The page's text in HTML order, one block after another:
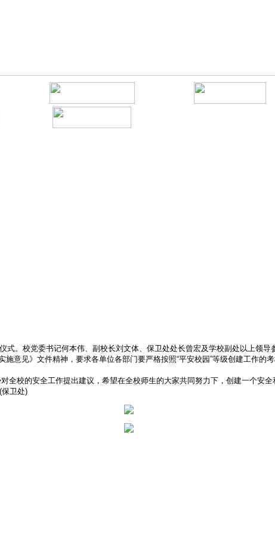
。校党委书记何本伟、副校长刘文体、保卫处处长曾宏及学校副处以上领导
意见》文件精神，要求各单位各部门要严格按照“平安校园”等级创建工作的
校的安全工作提出建议，希望在全校师生的大家共同努力下，创建一个安全
卫处)